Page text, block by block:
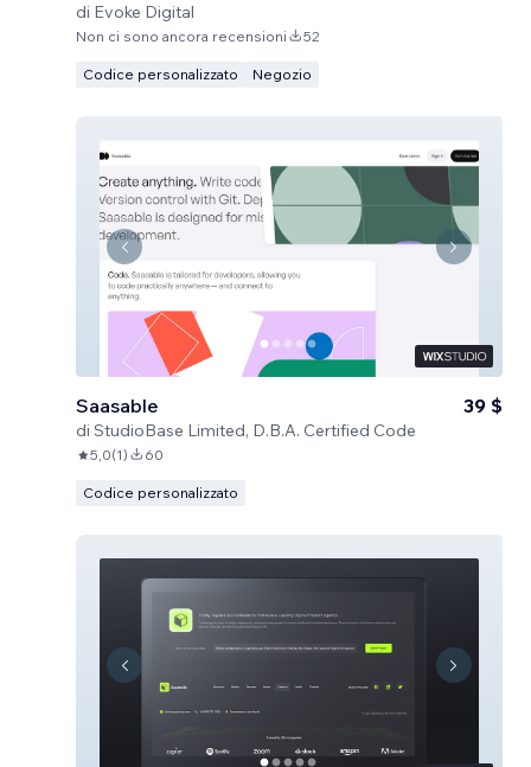
di Evoke Digital
Non ci sono ancora recensioni 52
Codice personalizzato Negozio
Saasable
di StudioBase Limited, D.B.A. Certified Code
39 $
5,0(1) 60
Codice personalizzato